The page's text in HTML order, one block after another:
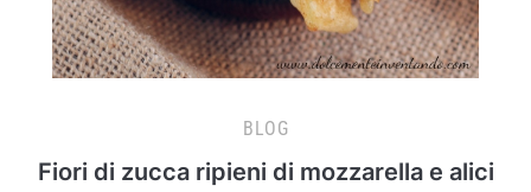
BLOG
Fiori di zucca ripieni di mozzarella e alici